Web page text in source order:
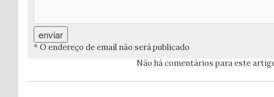
* O endereço de email não será publicado
Não há comentários para este